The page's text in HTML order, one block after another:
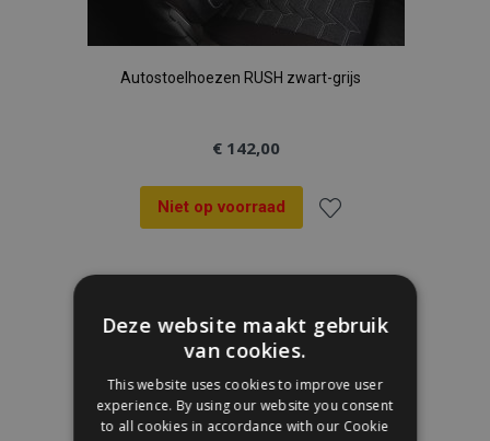
Autostoelhoezen RUSH zwart-grijs
€ 142,00
Niet op voorraad
aan
verlanglijst
Deze website maakt gebruik
van cookies.
This website uses cookies to improve user
experience. By using our website you consent
to all cookies in accordance with our Cookie